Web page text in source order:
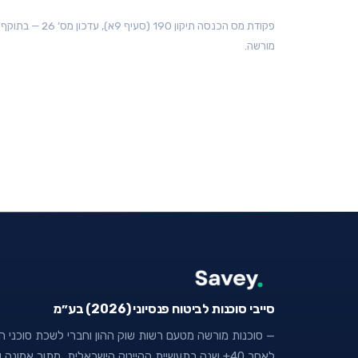
פקודת מס
מורשה.
סייבי סוכנות לביטוח פנסיוני (2026) בע״מ
— סוכנות מורשה מטעם רשות שוק ההון וחברי לשכת סוכני